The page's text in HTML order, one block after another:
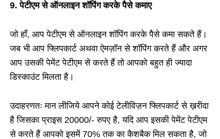
9. पेटीएम से ऑनलाइन शॉपिंग करके पैसे कमाए
जो हाँ, आप पेटीएम से ऑनलाइन शॉपिंग करके पैसे कमा सकते हैं।
जब भी आप फ्लिपकार्ट अथवा ऐमज़ॉन से शॉपिंग करते हैं और अगर
आप उसकी पेमेंट पेटीएम से करते हैं तो आपको बहुत ही ज्यादा
डिस्काउंट मिलता है।
उदाहरणतः मान लीजिये आपने कोई टेलीविज़न फ्लिपकार्ट से ख़रीदा
है जिसका प्राइस 20000/- रुपए है, यदि आप इसकी पेमेंट पेटीएम
से करते हैं आपको इसमें 70% तक का कैशबैक मिल सकता है, जो